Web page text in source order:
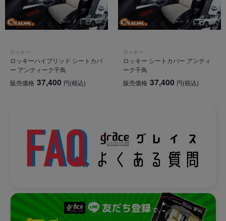
ロッキー
ロッキーハイブリッド シートカバ
ー アンティーク千鳥
販売価格 37,400 円(税込)
ロッキー
ロッキー シートカバー アンティ
ーク千鳥
販売価格 37,400 円(税込)